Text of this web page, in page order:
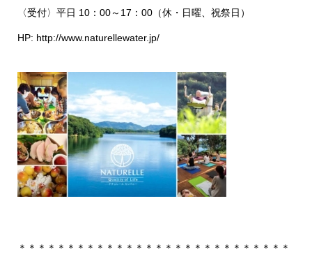
〈受付〉平日 10： 00～ 17 ： 00（休・日曜、祝祭日）
HP: http://www.naturellewater.jp/
＊＊＊＊＊＊＊＊＊＊＊＊＊＊＊＊＊＊＊＊＊＊＊＊＊＊＊＊